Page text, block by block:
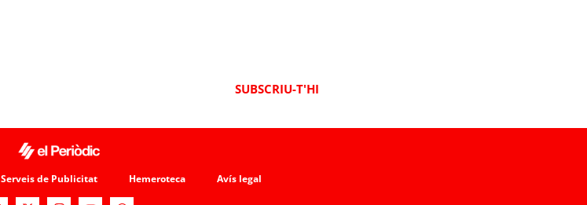
SUBSCRIU-T'HI
Serveis de Publicitat Hemeroteca Avís legal